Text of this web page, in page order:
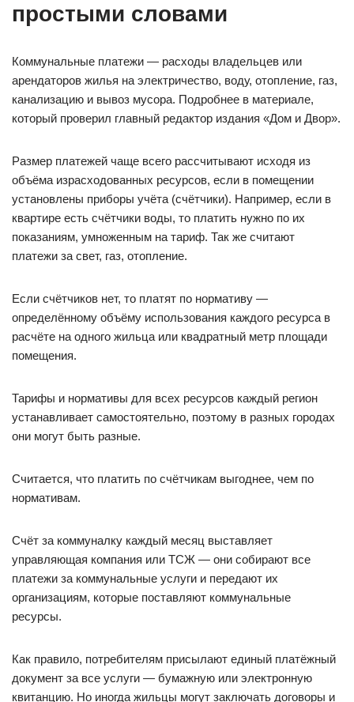
простыми словами
Коммунальные платежи — расходы владельцев или
арендаторов жилья на электричество, воду, отопление, газ,
канализацию и вывоз мусора. Подробнее в материале,
который проверил главный редактор издания «Дом и Двор».
Размер платежей чаще всего рассчитывают исходя из
объёма израсходованных ресурсов, если в помещении
установлены приборы учёта (счётчики). Например, если в
квартире есть счётчики воды, то платить нужно по их
показаниям, умноженным на тариф. Так же считают
платежи за свет, газ, отопление.
Если счётчиков нет, то платят по нормативу —
определённому объёму использования каждого ресурса в
расчёте на одного жильца или квадратный метр площади
помещения.
Тарифы и нормативы для всех ресурсов каждый регион
устанавливает самостоятельно, поэтому в разных городах
они могут быть разные.
Считается, что платить по счётчикам выгоднее, чем по
нормативам.
Счёт за коммуналку каждый месяц выставляет
управляющая компания или ТСЖ — они собирают все
платежи за коммунальные услуги и передают их
организациям, которые поставляют коммунальные
ресурсы.
Как правило, потребителям присылают единый платёжный
документ за все услуги — бумажную или электронную
квитанцию. Но иногда жильцы могут заключать договоры и